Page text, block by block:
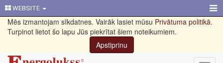
WEBSITE
Mēs izmantojam sīkdatnes. Vairāk lasiet mūsu Privātuma politikā.
Turpinot lietot šo lapu Jūs piekrītat šiem noteikumiem.
Apstiprinu